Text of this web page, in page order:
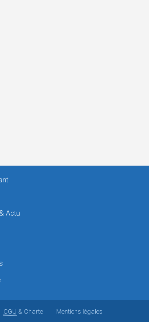
Actu
CGU & Charte Mentions légales